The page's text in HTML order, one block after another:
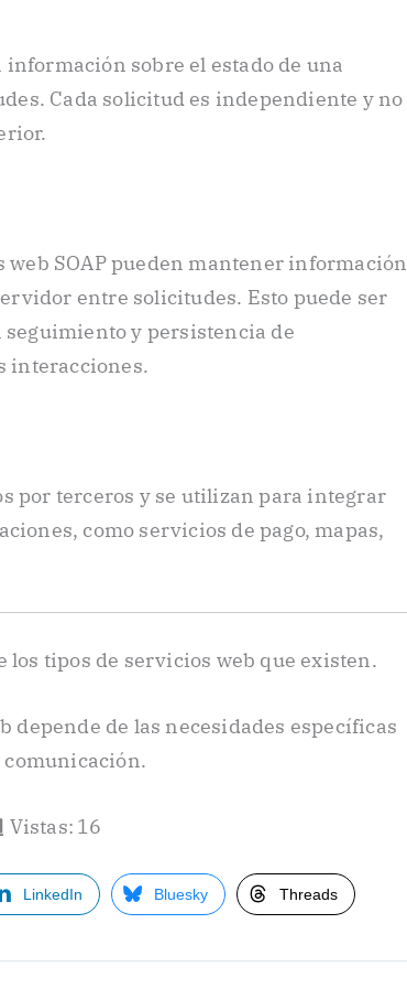
sobre el estado de una
Cada solicitud es independiente y no
web SOAP pueden mantener información
entre solicitudes. Esto puede ser
y persistencia de
interacciones.
por terceros y se utilizan para integrar
como servicios de pago, mapas,
los tipos de servicios web que existen.
depende de las necesidades específicas
comunicación.
Vistas: 16
LinkedIn Bluesky Threads